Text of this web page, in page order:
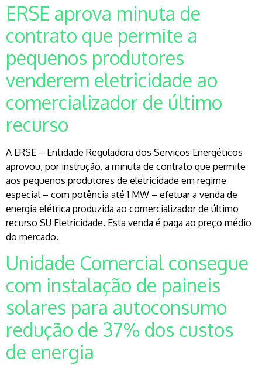
ERSE aprova minuta de
contrato que permite a
pequenos produtores
venderem eletricidade ao
comercializador de último
recurso
A ERSE – Entidade Reguladora dos Serviços Energéticos
aprovou, por instrução, a minuta de contrato que permite
aos pequenos produtores de eletricidade em regime
especial – com potência até 1 MW – efetuar a venda de
energia elétrica produzida ao comercializador de último
recurso SU Eletricidade. Esta venda é paga ao preço médio
do mercado.
Unidade Comercial consegue
com instalação de paineis
solares para autoconsumo
redução de 37% dos custos
de energia